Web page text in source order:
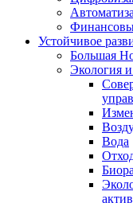
Устойчивое
Большая
Экология
Вода